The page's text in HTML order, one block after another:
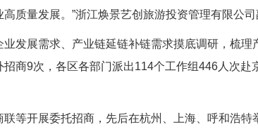
质量发展。”浙江焕景艺创旅游投资管理有限公司
发展需求、产业链延链补链需求摸底调研，梳理
商9次，各区各部门派出114个工作组446人次
等开展委托招商，先后在杭州、上海、呼和浩